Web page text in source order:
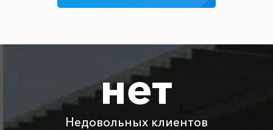
800 ₽ 1600 ₽ 2400 ₽
2085 ₽
Капсель ⇆ Витино 1035 ₽ 2070 ₽
нет
Недовольных клиентов